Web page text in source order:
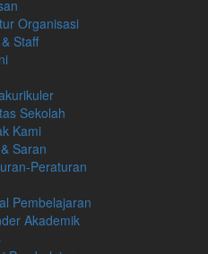
Organisasi
Staff
Sekolah
Kami
Saran
Peraturan
Pembelajaran
Akademik